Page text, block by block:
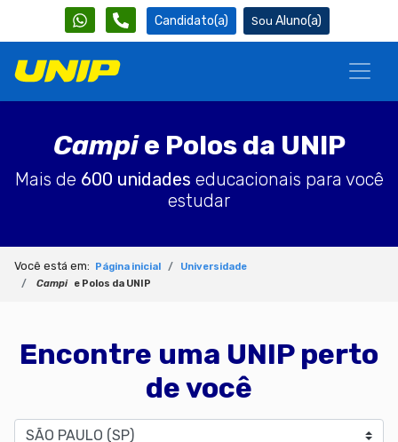
Candidato(a) Aluno(a)
Campie Polos da UNIP
Mais de 600 unidades educacionais para você
estudar
Você está em: Página inicial
Universidade
Campi
e Polos da UNIP
Encontre uma UNIP perto
de você
Estado